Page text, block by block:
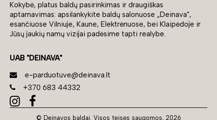
Kokybė, platus baldų pasirinkimas ir draugiškas
aptarnavimas: apsilankykite baldų salonuose „Deinava",
esančiuose Vilniuje, Kaune, Elektrėnuose, bei Klaipėdoje ir
Jūsų jaukių namų vizijai padėsime tapti realybe.
UAB "DEINAVA"
e-parduotuve@deinava.lt
+370 683 44332
© Deinavos baldai. Visos teisės saugomos, 2026